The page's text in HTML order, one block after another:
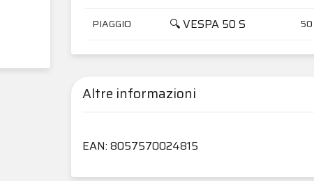
PIAGGIO 🔍 VESPA 50 S 50
Altre informazioni
EAN: 8057570024815